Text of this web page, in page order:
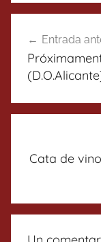
de
entradas
Entrada
Cata de